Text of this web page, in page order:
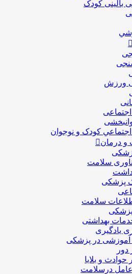
بالینی کودک
ورزش
کودک و نوجوان
و درمان
سلامت
پزشکی
سلامت
پزشکی
بهداشتی
یادگیری
آموزشی در پزشکی
و بلایا
درسلامت